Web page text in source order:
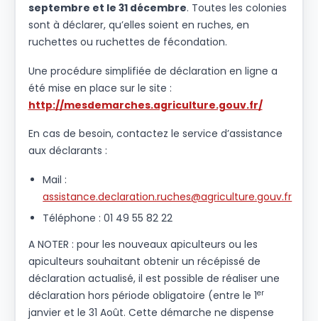
septembre et le 31 décembre. Toutes les colonies
sont à déclarer, qu’elles soient en ruches, en
ruchettes ou ruchettes de fécondation.
Une procédure simplifiée de déclaration en ligne a
été mise en place sur le site :
http://mesdemarches.agriculture.gouv.fr/
En cas de besoin, contactez le service d’assistance
aux déclarants :
Mail :
assistance.declaration.ruches@agriculture.gouv.fr
Téléphone : 01 49 55 82 22
A NOTER : pour les nouveaux apiculteurs ou les
apiculteurs souhaitant obtenir un récépissé de
déclaration actualisé, il est possible de réaliser une
déclaration hors période obligatoire (entre le 1er
janvier et le 31 Août. Cette démarche ne dispense